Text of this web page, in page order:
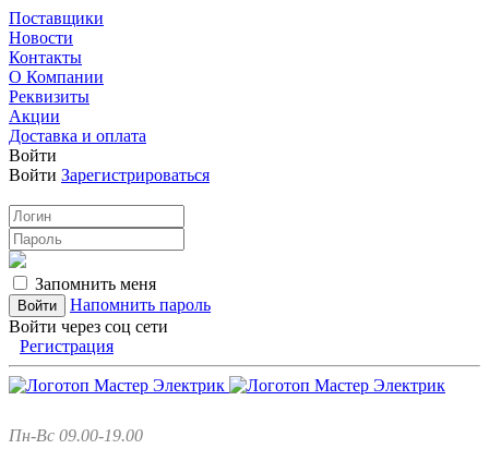
Поставщики
Новости
Контакты
О Компании
Реквизиты
Акции
Доставка и оплата
Войти
Войти Зарегистрироваться
Запомнить меня
Напомнить пароль
Войти через соц сети
Регистрация
Пн-Вс 09.00-19.00